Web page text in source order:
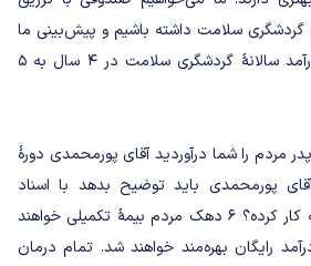
برای گردشگری سلامت داشته باشیم و پیش‌بینی ما
این است که با این کار درآمد سالانۀ گردشگری سلامت در ۴ سال به ۵
پدر مردم را شما درآوردید آقای پورمحمدی دورۀ
پورمحمدی باید توضیح بدهد با اسناد
کرسنت که از خارج آمد چه کار کرده؟ ۶ دهک مردم بیمۀ تکمیلی خواهند
درآمد رایگان بهره‌مند خواهند شد. تمام درمان